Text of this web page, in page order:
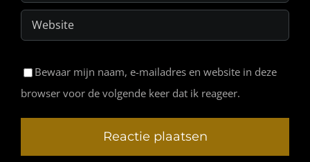
Bewaar mijn naam, e-mailadres en website in deze
browser voor de volgende keer dat ik reageer.